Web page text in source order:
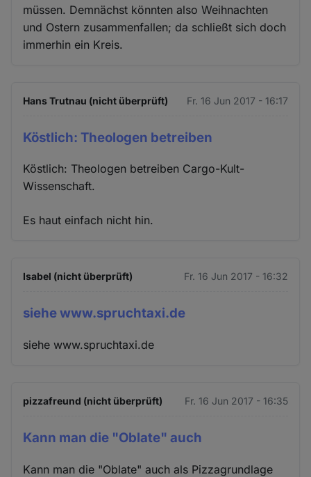
müssen. Demnächst könnten also Weihnachten
und Ostern zusammenfallen; da schließt sich doch
immerhin ein Kreis.
Hans Trutnau (nicht überprüft) Fr. 16 Jun 2017 - 16:17
Köstlich: Theologen betreiben
Köstlich: Theologen betreiben Cargo-Kult-
Wissenschaft.
Es haut einfach nicht hin.
Isabel (nicht überprüft) Fr. 16 Jun 2017 - 16:32
siehe www.spruchtaxi.de
siehe www.spruchtaxi.de
pizzafreund (nicht überprüft) Fr. 16 Jun 2017 - 16:35
Kann man die "Oblate" auch
Kann man die "Oblate" auch als Pizzagrundlage